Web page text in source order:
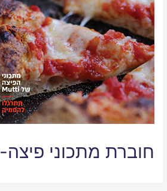
חוברת מתכוני פיצה- Mutti